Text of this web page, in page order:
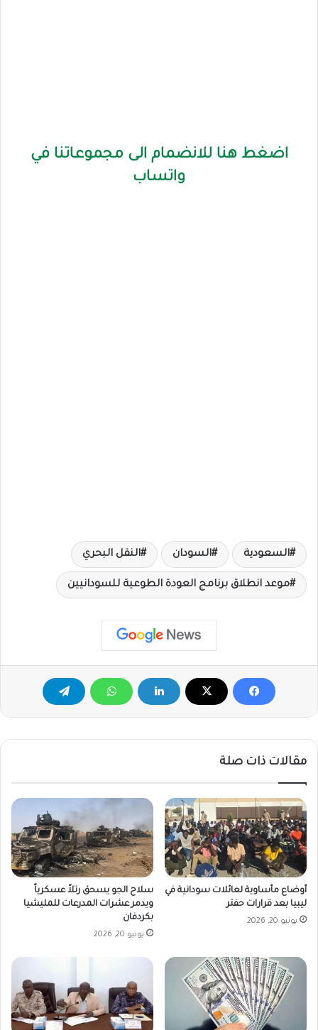
اضغط هنا للانضمام الى مجموعاتنا في
واتساب
السعودية السودان النقل البحري
موعد انطلاق برنامج العودة الطوعية للسودانيين
مقالات ذات صلة
أوضاع مأساوية لعائلات سودانية في
ليبيا بعد قرارات حفتر
يونيو 20, 2026
سلاح الجو يسحق رتلاً عسكرياً
ويدمر عشرات المدرعات للمليشيا
بكردفان
يونيو 20, 2026